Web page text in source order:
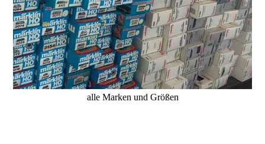
alle Marken und Größen